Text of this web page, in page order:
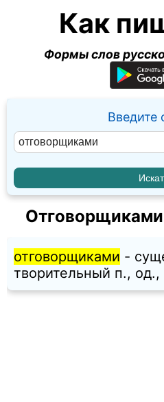
Как
Формы слов
Введите
отговорщиками -
творительный п.,